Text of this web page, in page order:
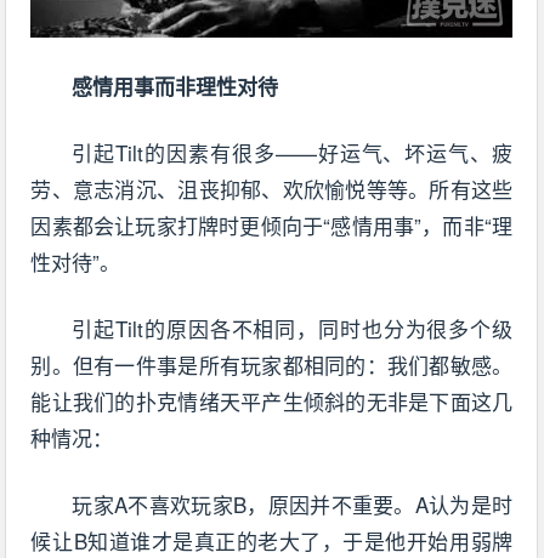
感情用事而非理性对待
引起Tilt的因素有很多——好运气、坏运气、疲
劳、意志消沉、沮丧抑郁、欢欣愉悦等等。所有这些
因素都会让玩家打牌时更倾向于“感情用事”，而非“理
性对待”。
引起Tilt的原因各不相同，同时也分为很多个级
别。但有一件事是所有玩家都相同的：我们都敏感。
能让我们的扑克情绪天平产生倾斜的无非是下面这几
种情况：
玩家A不喜欢玩家B，原因并不重要。A认为是时
候让B知道谁才是真正的老大了，于是他开始用弱牌